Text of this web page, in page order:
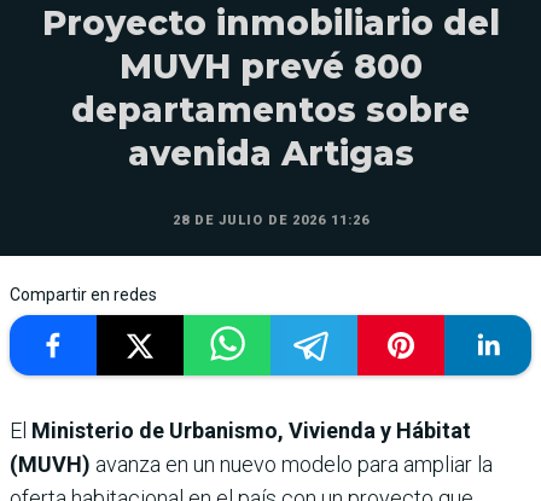
Proyecto inmobiliario del
MUVH prevé 800
departamentos sobre
avenida Artigas
28 DE JULIO DE 2026 11:26
Compartir en redes
El Ministerio de Urbanismo, Vivienda y Hábitat
(MUVH) avanza en un nuevo modelo para ampliar la